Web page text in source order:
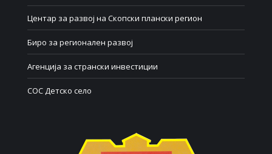
Центар за развој на Скопски плански регион
Биро за регионален развој
Агенција за странски инвестиции
СОС Детско село